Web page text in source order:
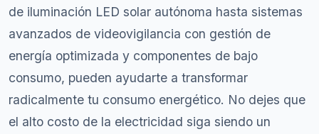
de iluminación LED solar autónoma hasta sistemas
avanzados de videovigilancia con gestión de
energía optimizada y componentes de bajo
consumo, pueden ayudarte a transformar
radicalmente tu consumo energético. No dejes que
el alto costo de la electricidad siga siendo un